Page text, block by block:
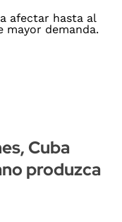
Cuba
produzca